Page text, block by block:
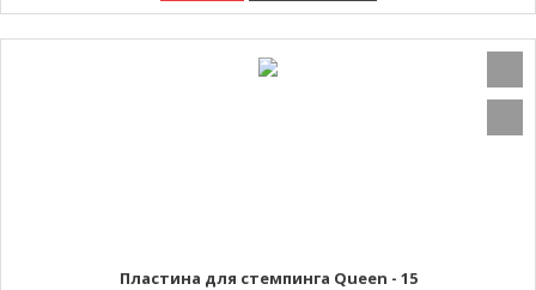
Пластина для стемпинга Queen - 15